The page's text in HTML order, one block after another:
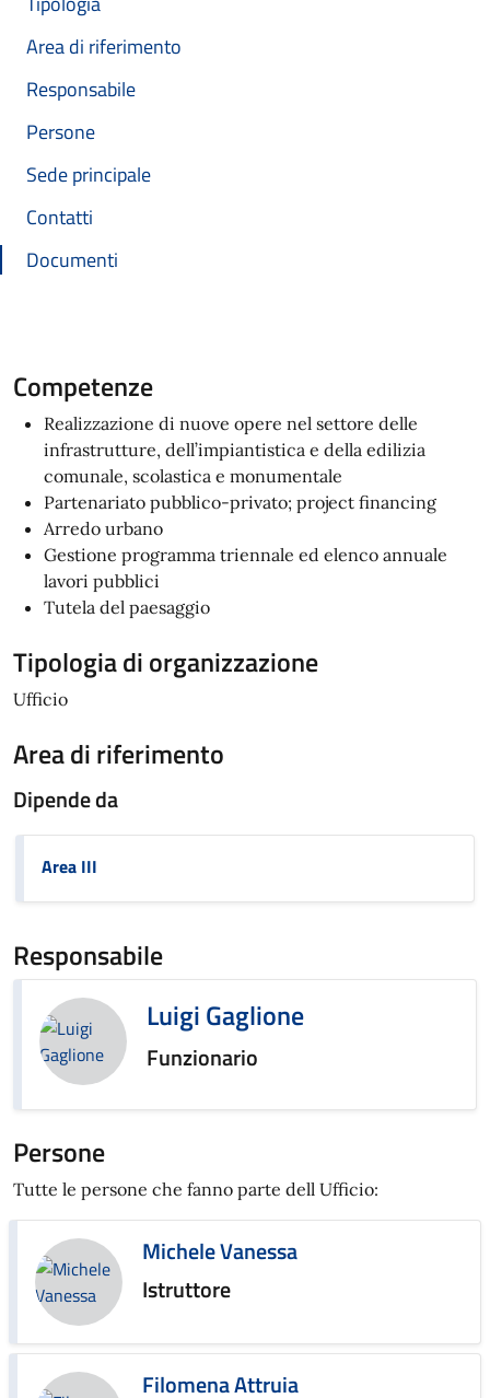
Area di riferimento
Responsabile
Persone
Sede principale
Contatti
Documenti
Competenze
Realizzazione di nuove opere nel settore delle
infrastrutture, dell’impiantistica e della edilizia
comunale, scolastica e monumentale
Partenariato pubblico-privato; project financing
Arredo urbano
Gestione programma triennale ed elenco annuale
lavori pubblici
Tutela del paesaggio
Tipologia di organizzazione
Ufficio
Area di riferimento
Dipende da
Area III
Responsabile
Luigi Gaglione
Funzionario
Persone
Tutte le persone che fanno parte dell Ufficio:
Michele Vanessa
Istruttore
Filomena Attruia